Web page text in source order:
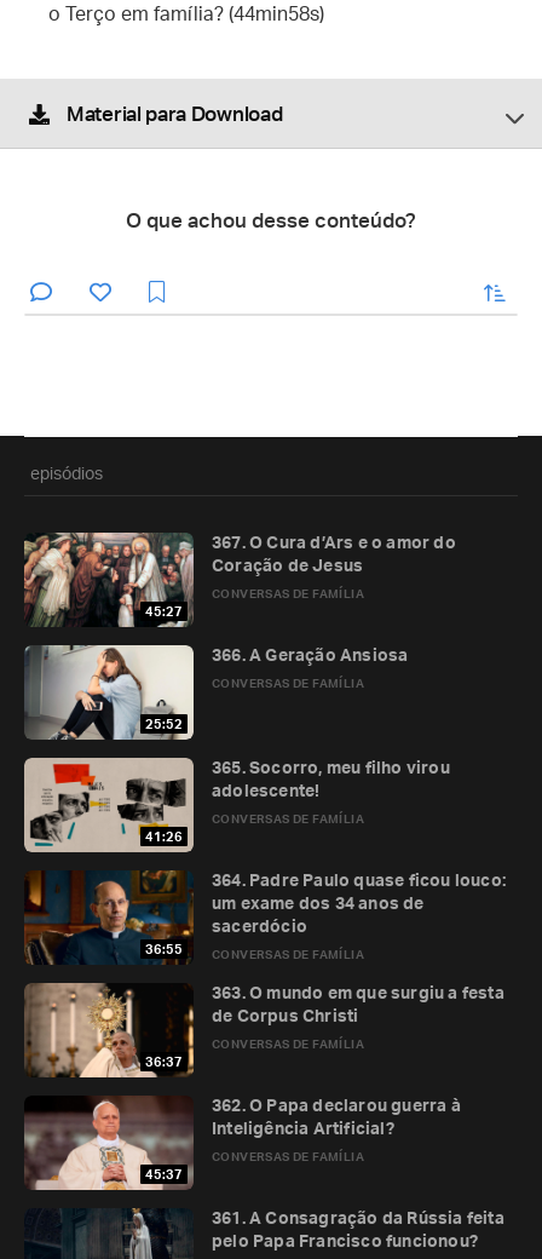
o Terço em família? (44min58s)
Material para Download
O que achou desse conteúdo?
enviar
episódios
45:27
CONVERSAS DE FAMÍLIA
367. O Cura d’Ars e o amor do
Coração de Jesus
25:52
CONVERSAS DE FAMÍLIA
366. A Geração Ansiosa
41:26
CONVERSAS DE FAMÍLIA
365. Socorro, meu filho virou
adolescente!
36:55 CONVERSAS DE FAMÍLIA
364. Padre Paulo quase ficou louco:
um exame dos 34 anos de
sacerdócio
36:37
CONVERSAS DE FAMÍLIA
363. O mundo em que surgiu a festa
de Corpus Christi
45:37
CONVERSAS DE FAMÍLIA
362. O Papa declarou guerra à
Inteligência Artificial?
361. A Consagração da Rússia feita
pelo Papa Francisco funcionou?